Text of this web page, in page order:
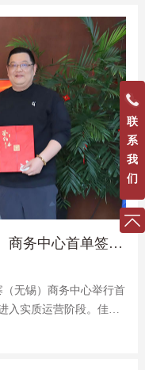
佳利达物流助力柬埔寨（无锡）商务中心首单签约落地
无锡）商务中心举行首
入实质运营阶段。佳利
助力项目落地。
联
系
我
们